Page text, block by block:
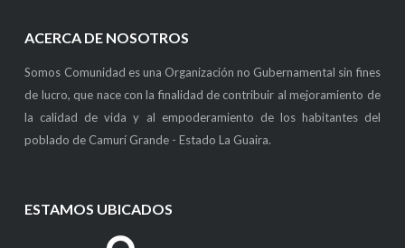
ACERCA DE NOSOTROS
Somos Comunidad es una Organización no Gubernamental sin fines
de lucro, que nace con la finalidad de contribuir al mejoramiento de
la calidad de vida y al empoderamiento de los habitantes del
poblado de Camurí Grande - Estado La Guaira.
ESTAMOS UBICADOS